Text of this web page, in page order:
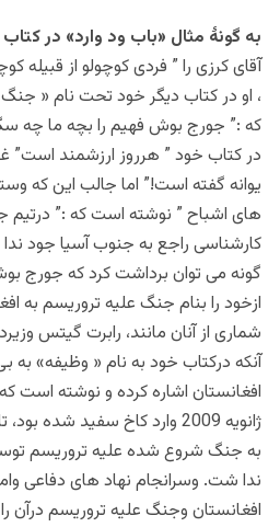
به گونۀ مثال «باب ود وارد» در
آقای کرزی را ” فردی کوچولو از قبیله
، او در کتاب دیگر خود تحت نام «
که :” جورج بوش فهیم را بچه ما چه
در کتاب خود ” هرروز ارزشمند است”
یوانه گفته است!” اما جالب این که
های اشباح ” نوشته است که :”
کارشناسی راجع به جنوب آسیا جود
گونه می توان برداشت کرد که جورج بوش
ازخود را بنام جنگ علیه تروریسم به
شماری از آنان مانند، رابرت گیتس
آنکه درکتاب خود به نام « وظیفه» به
افغانستان اشاره کرده و نوشته است که
ژانویه 2009 وارد کاخ سفید
به جنگ شروع شده علیه تروریسم
ندا شت. وسرانجام نهاد های دفاعی
افغانستان وجنگ علیه تروریسم درآن